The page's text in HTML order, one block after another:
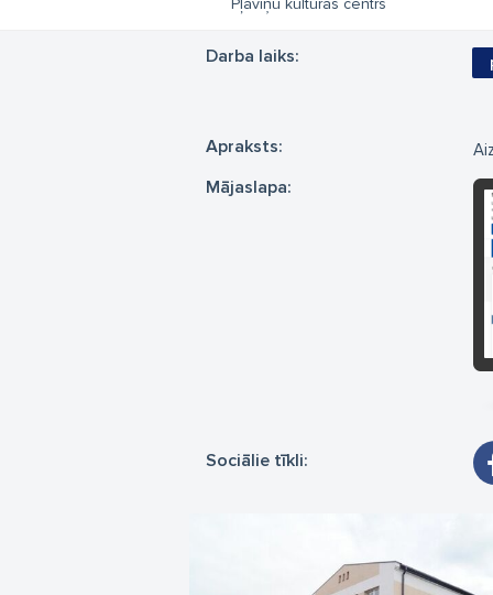
Pļaviņu kultūras centrs
Darba laiks:
Apraksts:
Mājaslapa:
Sociālie tīkli: